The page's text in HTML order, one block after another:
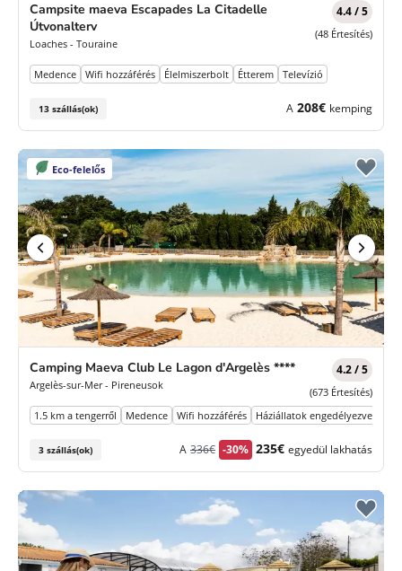
Campsite maeva Escapades La Citadelle
Útvonalterv
Loaches - Touraine
4.4 / 5
(48 Értesítés)
Medence Wifi hozzáférés Élelmiszerbolt Étterem Televízió
13 szállás(ok) A 208€ kemping
Eco-felelős
Camping Maeva Club Le Lagon d'Argelès ****
Argelès-sur-Mer - Pireneusok
4.2 / 5
(673 Értesítés)
1.5 km a tengerről
Medence Wifi hozzáférés Háziállatok engedélyezve
3 szállás(ok) A Korábbi
336€ -30% Új
235€ egyedül lakhatás